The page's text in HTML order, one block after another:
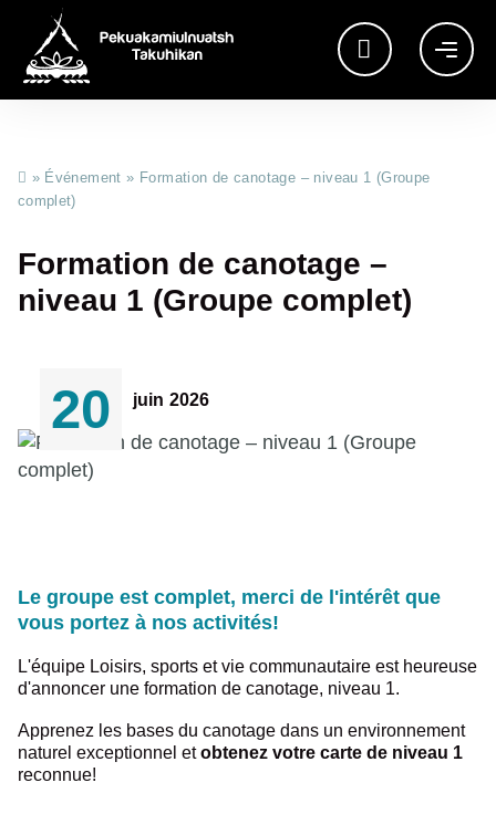
» Événement » Formation de canotage – niveau 1 (Groupe
complet)
Formation de canotage –
niveau 1 (Groupe complet)
20 juin 2026
Le groupe est complet, merci de l'intérêt que
vous portez à nos activités!
L'équipe Loisirs, sports et vie communautaire est heureuse
d'annoncer une formation de canotage, niveau 1.
Apprenez les bases du canotage dans un environnement
naturel exceptionnel etobtenez votre carte de niveau 1
reconnue!